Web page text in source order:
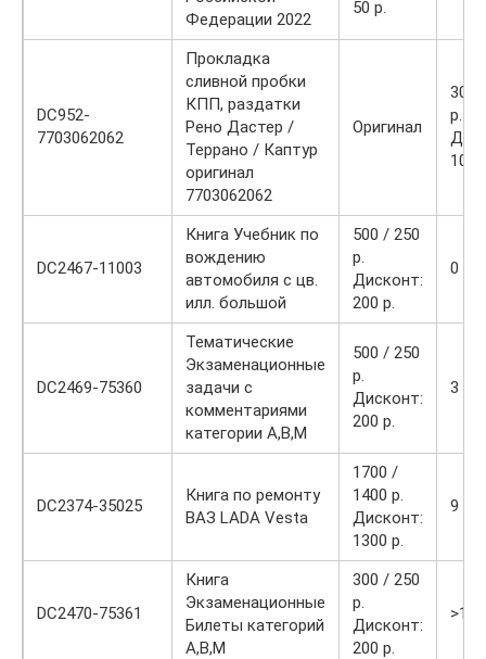
Федерации 2022
50 р.
DC952-
7703062062
Прокладка
сливной пробки
КПП, раздатки
Рено Дастер /
Террано / Каптур
оригинал
7703062062
Оригинал
300
р.
100
DC2467-11003
Книга Учебник по
вождению
автомобиля с цв.
илл. большой
500 / 250
р.
Дисконт:
200 р.
0
DC2469-75360
Тематические
Экзаменационные
задачи с
комментариями
категории А,В,М
500 / 250
р.
Дисконт:
200 р.
3
DC2374-35025
Книга по ремонту
ВАЗ LADA Vesta
1700 /
1400 р.
Дисконт:
1300 р.
9
DC2470-75361
Книга
Экзаменационные
Билеты категорий
A,B,М
300 / 250
р.
Дисконт:
200 р.
>10